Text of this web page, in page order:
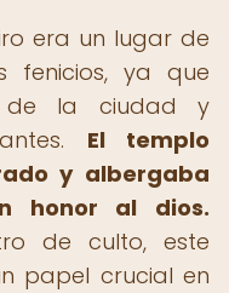
era un lugar de
fenicios, ya que
de la ciudad y
El templo
y albergaba
honor al dios.
de culto, este
papel crucial en